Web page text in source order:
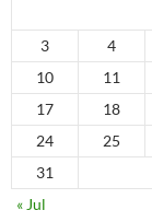
3
4
10
11
17
18
24
25
31
« Jul